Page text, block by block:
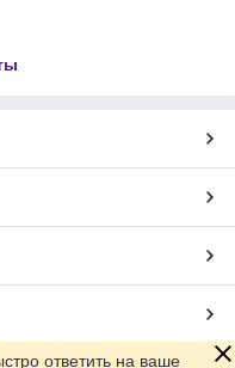
ответить на ваше